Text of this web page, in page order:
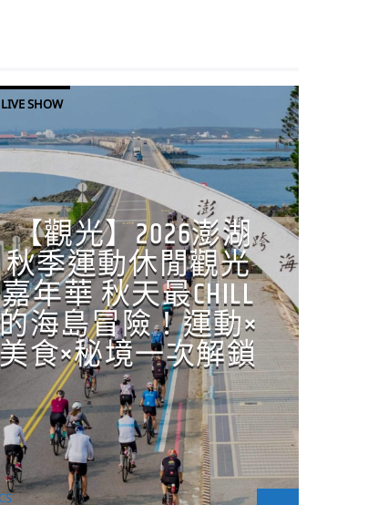
SHOW
【觀光】2026澎湖
秋季運動休閒觀光
嘉年華 秋天最CHILL
的海島冒險！運動×
美食×秘境一次解鎖